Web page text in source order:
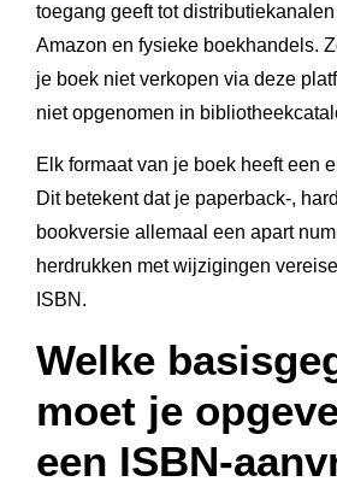
toegang geeft tot
Amazon en fysieke boekhandels.
je boek niet verkopen via deze
niet opgenomen in
Elk formaat van je boek heeft een
Dit betekent dat je paperback-,
bookversie allemaal een apart
herdrukken met wijzigingen
ISBN.
Welke
moet je
een ISBN-